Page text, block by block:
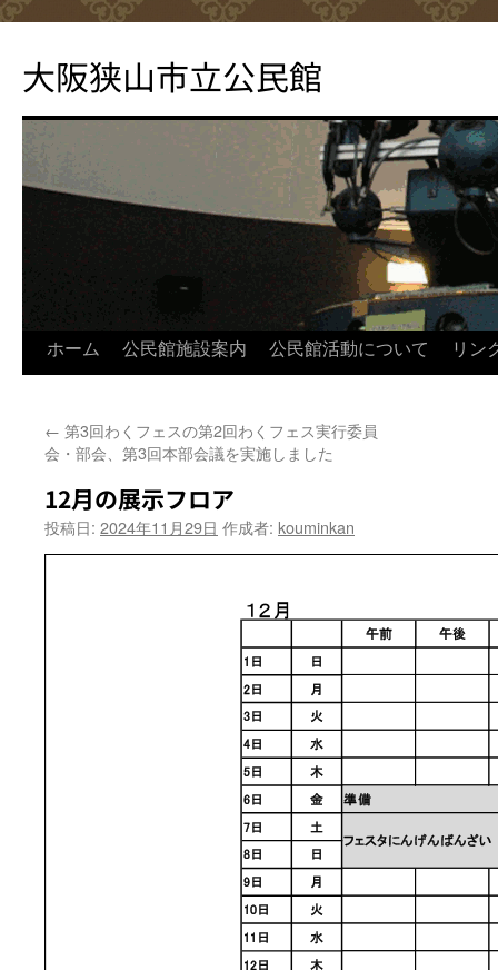
テ
ン
ッ
大阪狭山市立公民館
ホーム 公民館施設案内 公民館活動について リン
← 第3回わくフェスの第2回わくフェス実行委員
会・部会、第3回本部会議を実施しました
12月の展示フロア
投稿日: 2024年11月29日 作成者: kouminkan